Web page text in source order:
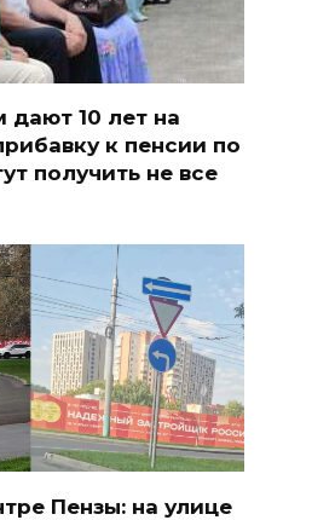
дают 10 лет на
к пенсии по
получить не все
Пензы: на улице